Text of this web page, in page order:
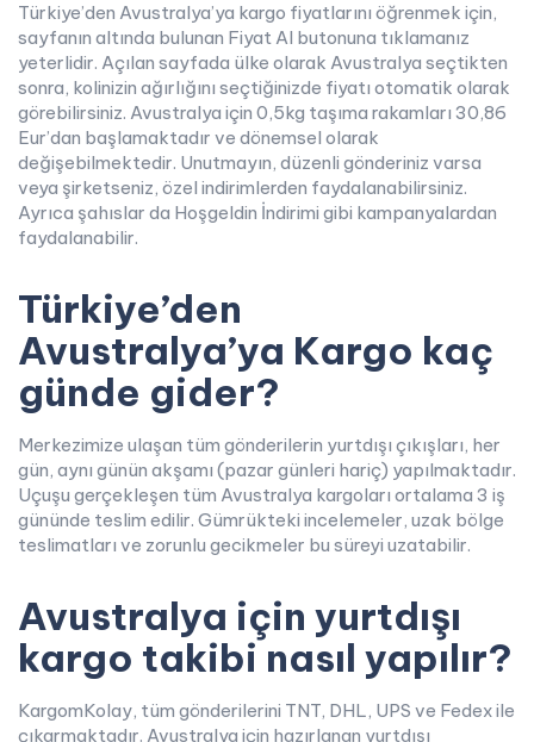
Türkiye’den Avustralya’ya kargo fiyatlarını öğrenmek için,
sayfanın altında bulunan Fiyat Al butonuna tıklamanız
yeterlidir. Açılan sayfada ülke olarak Avustralya seçtikten
sonra, kolinizin ağırlığını seçtiğinizde fiyatı otomatik olarak
görebilirsiniz. Avustralya için 0,5kg taşıma rakamları 30,86
Eur’dan başlamaktadır ve dönemsel olarak
değişebilmektedir. Unutmayın, düzenli gönderiniz varsa
veya şirketseniz, özel indirimlerden faydalanabilirsiniz.
Ayrıca şahıslar da Hoşgeldin İndirimi gibi kampanyalardan
faydalanabilir.
Türkiye’den
Avustralya’ya Kargo kaç
günde gider?
Merkezimize ulaşan tüm gönderilerin yurtdışı çıkışları, her
gün, aynı günün akşamı (pazar günleri hariç) yapılmaktadır.
Uçuşu gerçekleşen tüm Avustralya kargoları ortalama 3 iş
gününde teslim edilir. Gümrükteki incelemeler, uzak bölge
teslimatları ve zorunlu gecikmeler bu süreyi uzatabilir.
Avustralya için yurtdışı
kargo takibi nasıl yapılır?
KargomKolay, tüm gönderilerini TNT, DHL, UPS ve Fedex ile
çıkarmaktadır. Avustralya için hazırlanan yurtdışı